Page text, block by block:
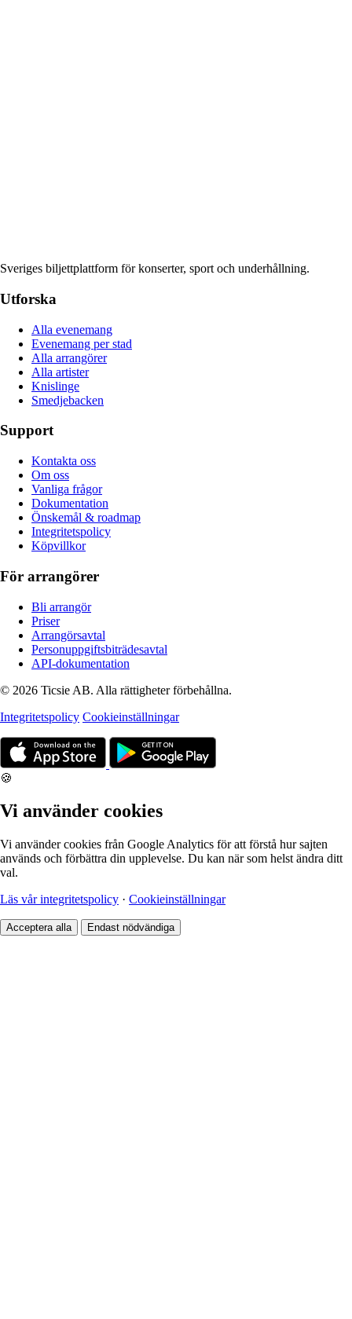
Sveriges biljettplattform för konserter, sport och underhållning.
Utforska
Alla evenemang
Evenemang per stad
Alla arrangörer
Alla artister
Knislinge
Smedjebacken
Support
Kontakta oss
Om oss
Vanliga frågor
Dokumentation
Önskemål & roadmap
Integritetspolicy
Köpvillkor
För arrangörer
Bli arrangör
Priser
Arrangörsavtal
Personuppgiftsbiträdesavtal
API-dokumentation
© 2026 Ticsie AB. Alla rättigheter förbehållna.
Integritetspolicy Cookieinställningar
🍪
Vi använder cookies
Vi använder cookies från Google Analytics för att förstå hur sajten
används och förbättra din upplevelse. Du kan när som helst ändra ditt
val.
Läs vår integritetspolicy · Cookieinställningar
Acceptera alla Endast nödvändiga